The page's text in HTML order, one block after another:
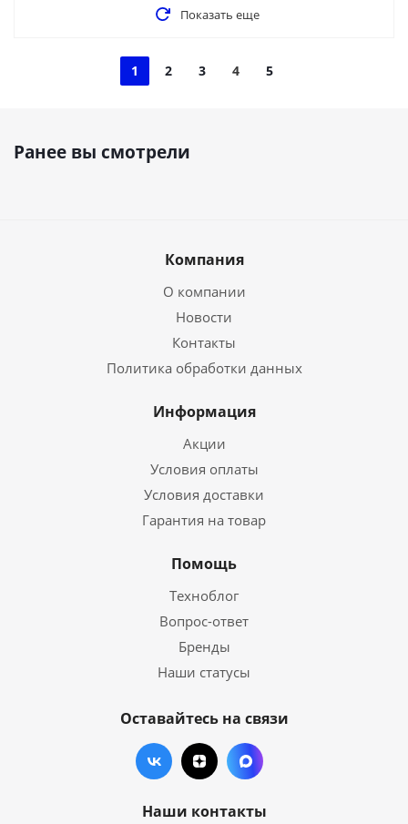
Показать еще
1 2 3 4 5
Ранее вы смотрели
Компания
О компании
Новости
Контакты
Политика обработки данных
Информация
Акции
Условия оплаты
Условия доставки
Гарантия на товар
Помощь
Техноблог
Вопрос-ответ
Бренды
Наши статусы
Оставайтесь на связи
Наши контакты